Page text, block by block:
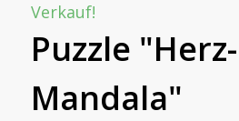
Verkauf!
Puzzle "Herz-
Mandala"